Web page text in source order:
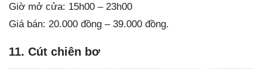
Giờ mở cửa: 15h00 – 23h00
Giá bán: 20.000 đồng – 39.000 đồng.
11. Cút chiên bơ